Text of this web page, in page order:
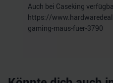
Auch bei Caseking
https://
gaming-maus-fuer-3790